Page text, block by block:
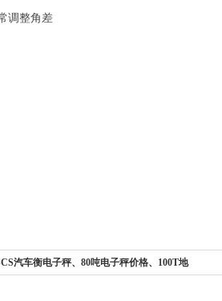
调整角差
汽车衡电子秤、80吨电子秤价格、100T地